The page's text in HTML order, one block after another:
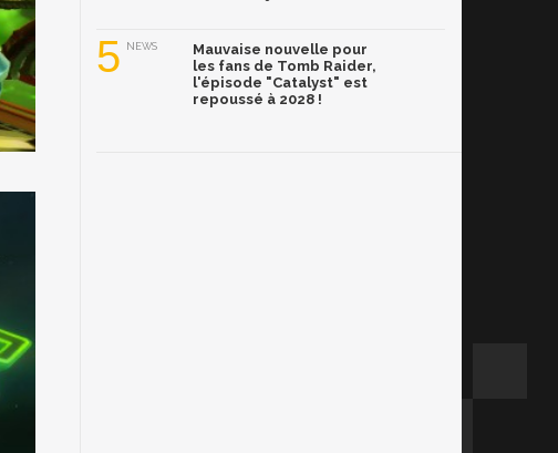
5 NEWS
Mauvaise nouvelle pour
les fans de Tomb Raider,
l'épisode "Catalyst" est
repoussé à 2028 !